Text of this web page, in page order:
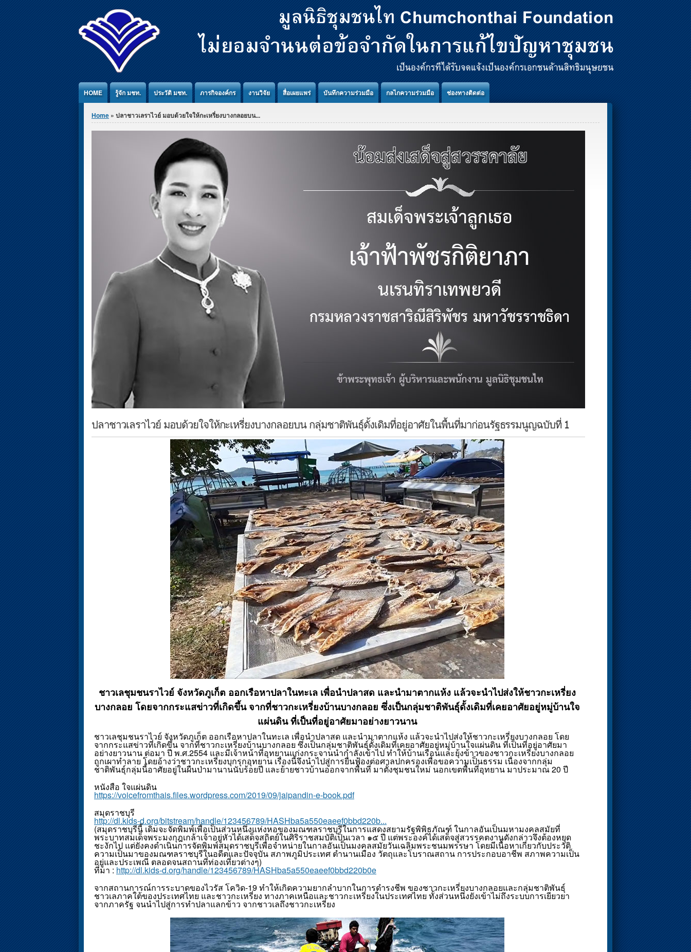
HOME รู้จัก มชท. ประวัติ มชท. ภารกิจองค์กร งานวิจัย สื่อเผยแพร่ บันทึกความร่วมมือ กลไกความร่วมมือ ช่องทางติดต่อ
You are here
Home » ปลาชาวเลราไวย์ มอบด้วยใจให้กะเหรี่ยงบางกลอยบน...
ปลาชาวเลราไวย์ มอบด้วยใจให้กะเหรี่ยงบางกลอยบน กลุ่มชาติพันธุ์ดั้งเดิมที่อยู่อาศัยในพื้นที่มาก่อนรัฐธรรมนูญฉบับที่ 1
ชาวเลชุมชนราไวย์ จังหวัดภูเก็ต ออกเรือหาปลาในทะเล เพื่อนำปลาสด และนำมาตากแห้ง แล้วจะนำไปส่งให้ชาวกะเหรี่ยง
บางกลอย โดยจากกระแสข่าวที่เกิดขึ้น จากที่ชาวกะเหรี่ยงบ้านบางกลอย ซึ่งเป็นกลุ่มชาติพันธุ์ดั้งเดิมที่เคยอาศัยอยู่หมู่บ้านใจ
แผ่นดิน ที่เป็นที่อยู่อาศัยมาอย่างยาวนาน
ชาวเลชุมชนราไวย์ จังหวัดภูเก็ต ออกเรือหาปลาในทะเล เพื่อนำปลาสด และนำมาตากแห้ง แล้วจะนำไปส่งให้ชาวกะเหรี่ยงบางกลอย โดย
จากกระแสข่าวที่เกิดขึ้น จากที่ชาวกะเหรี่ยงบ้านบางกลอย ซึ่งเป็นกลุ่มชาติพันธุ์ดั้งเดิมที่เคยอาศัยอยู่หมู่บ้านใจแผ่นดิน ที่เป็นที่อยู่อาศัยมา
อย่างยาวนาน ต่อมา ปี พ.ศ.2554 และมีเจ้าหน้าที่อุทยานแก่งกระจานนำกำลังเข้าไป ทำให้บ้านเรือนและยุ้งข้าวของชาวกะเหรี่ยงบางกลอย
ถูกเผาทำลาย โดยอ้างว่าชาวกะเหรี่ยงบุกรุกอุทยาน เรื่องนี้จึงนำไปสู่การยื่นฟ้องต่อศาลปกครองเพื่อขอความเป็นธรรม เนื่องจากกลุ่ม
ชาติพันธุ์กลุ่มนี้อาศัยอยู่ในผืนป่ามานานนับร้อยปี และย้ายชาวบ้านออกจากพื้นที่ มาตั้งชุมชนใหม่ นอกเขตพื้นที่อุทยาน มาประมาณ 20 ปี
หนังสือ ใจแผ่นดิน
https://voicefromthais.files.wordpress.com/2019/09/jaipandin-e-book.pdf
สมุดราชบุรี
http://dl.kids-d.org/bitstream/handle/123456789/HASHba5a550eaeef0bbd220b...
(สมุดราชบุรีนี้ เดิมจะจัดพิมพ์เพื่อเป็นส่วนหนึ่งแห่งหอของมณฑลราชบุรีในการแสดงสยามรัฐพิพิธภัณฑ์ ในกาลอันเป็นมหามงคลสมัยที่
พระบาทสมเด็จพระมงกุฎเกล้าเจ้าอยู่หัวได้เสด็จสถิตย์ในศิริราชสมบัติเป็นเวลา ๑๕ ปี แต่พระองค์ได้เสด็จสู่สวรรคตงานดังกล่าวจึงต้องหยุด
ชะงักไป แต่ยังคงดำเนินการจัดพิมพ์สมุดราชบุรีเพื่อจำหน่ายในกาลอันเป็นมงคลสมัยวันเฉลิมพระชนมพรรษา โดยมีเนื้อหาเกี่ยวกับประวัติ
ความเป็นมาของมณฑลราชบุรีในอดีตและปัจจุบัน สภาพภูมิประเทศ ตำนานเมือง วัตถุและโบราณสถาน การประกอบอาชีพ สภาพความเป็น
อยู่และประเพณี ตลอดจนสถานที่ท่องเที่ยวต่างๆ)
ที่มา : http://dl.kids-d.org/handle/123456789/HASHba5a550eaeef0bbd220b0e
จากสถานการณ์การระบาดของไวรัส โควิด-19 ทำให้เกิดความยากลำบากในการดำรงชีพ ของชาวกะเหรี่ยงบางกลอยและกลุ่มชาติพันธุ์
ชาวเลภาคใต้ของประเทศไทย และชาวกะเหรี่ยง ทางภาคเหนือและชาวกะเหรี่ยงในประเทศไทย ทั้งส่วนหนึ่งยังเข้าไม่ถึงระบบการเยียวยา
จากภาครัฐ จนนำไปสู่การทำปลาแลกข้าว จากชาวเลถึงชาวกะเหรี่ยง